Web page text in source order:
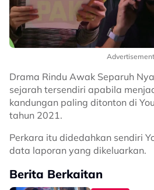
Advertisement
Drama Rindu Awak Separuh
sejarah tersendiri apabila
kandungan paling ditonton di
tahun 2021.
Perkara itu didedahkan sendiri
data laporan yang dikeluarkan.
Berita Berkaitan